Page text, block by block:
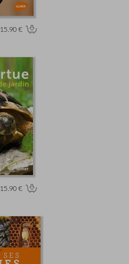
15.90 €
15.90 €